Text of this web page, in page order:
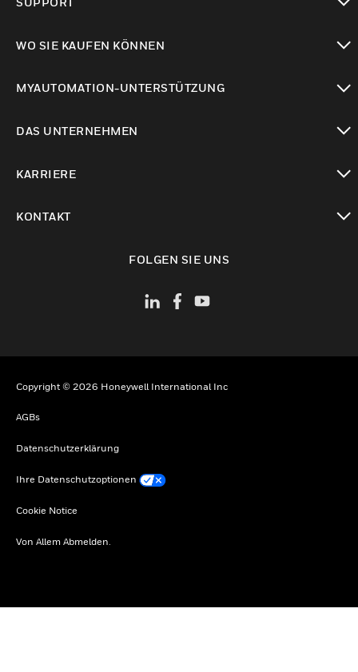
WO SIE KAUFEN KÖNNEN
MYAUTOMATION-UNTERSTÜTZUNG
DAS UNTERNEHMEN
KARRIERE
KONTAKT
FOLGEN SIE UNS
Copyright © 2026 Honeywell International Inc
AGBs
Datenschutzerklärung
Ihre Datenschutzoptionen
Cookie Notice
Von Allem Abmelden.